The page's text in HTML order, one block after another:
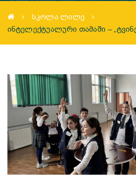
ᲡᲙᲝᲚᲐ ᲚᲘᲚᲔ
ᲘᲜᲢᲔᲚᲔᲥᲢᲣᲐᲚᲣᲠᲘ ᲗᲐᲛᲐᲨᲘ –